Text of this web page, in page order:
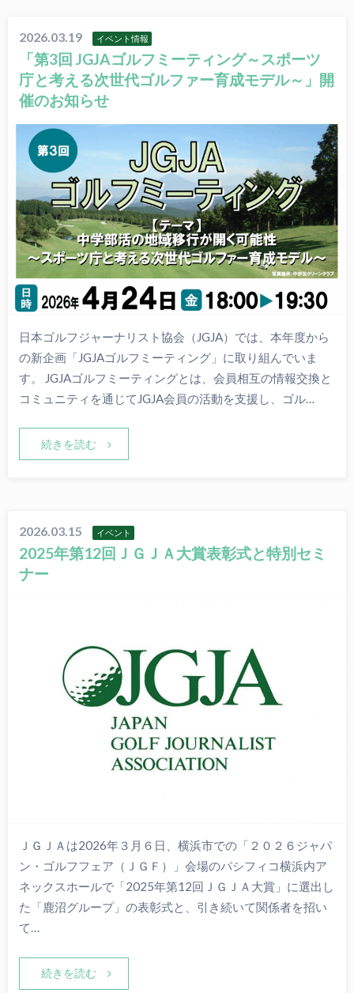
2026.03.19 イベント情報
「第3回 JGJAゴルフミーティング～スポーツ
庁と考える次世代ゴルファー育成モデル～」開
催のお知らせ
日本ゴルフジャーナリスト協会（JGJA）では、本年度から
の新企画「JGJAゴルフミーティング」に取り組んでいま
す。 JGJAゴルフミーティングとは、会員相互の情報交換と
コミュニティを通じてJGJA会員の活動を支援し、ゴル…
続きを読む
2026.03.15 イベント
2025年第12回ＪＧＪＡ大賞表彰式と特別セミ
ナー
ＪＧＪＡは2026年３月６日、横浜市での「２０２６ジャパ
ン・ゴルフフェア（ＪＧＦ）」会場のパシフィコ横浜内ア
ネックスホールで「2025年第12回ＪＧＪＡ大賞」に選出し
た「鹿沼グループ」の表彰式と、引き続いて関係者を招い
て…
続きを読む